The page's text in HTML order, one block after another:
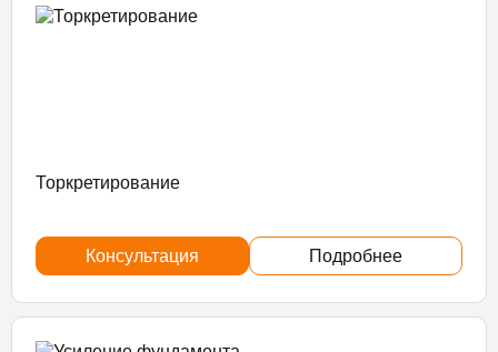
Торкретирование
Консультация Подробнее